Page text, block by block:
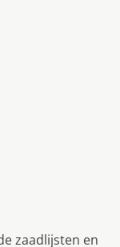
zaadlijsten en